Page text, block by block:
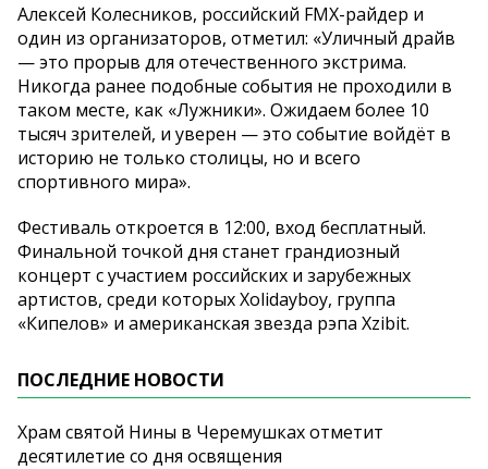
Алексей Колесников, российский FMX-райдер и
один из организаторов, отметил: «Уличный драйв
— это прорыв для отечественного экстрима.
Никогда ранее подобные события не проходили в
таком месте, как «Лужники». Ожидаем более 10
тысяч зрителей, и уверен — это событие войдёт в
историю не только столицы, но и всего
спортивного мира».
Фестиваль откроется в 12:00, вход бесплатный.
Финальной точкой дня станет грандиозный
концерт с участием российских и зарубежных
артистов, среди которых Xolidayboy, группа
«Кипелов» и американская звезда рэпа Xzibit.
ПОСЛЕДНИЕ НОВОСТИ
Храм святой Нины в Черемушках отметит
десятилетие со дня освящения